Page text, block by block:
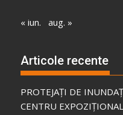
« iun. aug. »
Articole recente
PROTEJAȚI DE
CENTRU